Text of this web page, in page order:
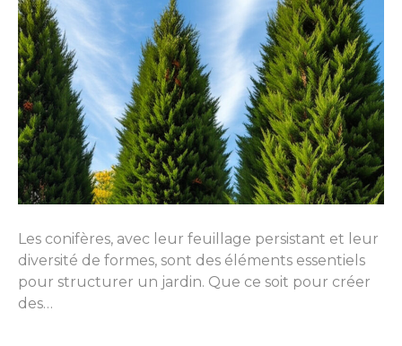
Les conifères, avec leur feuillage persistant et leur
diversité de formes, sont des éléments essentiels
pour structurer un jardin. Que ce soit pour créer
des…